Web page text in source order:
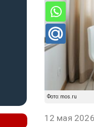
Фото: mos.ru
12 мая